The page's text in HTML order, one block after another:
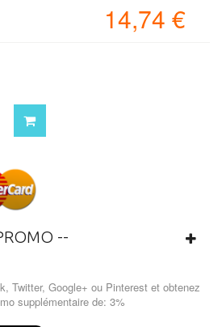
14,74 €
--
Twitter, Google+ ou Pinterest et obtenez
supplémentaire de: 3%